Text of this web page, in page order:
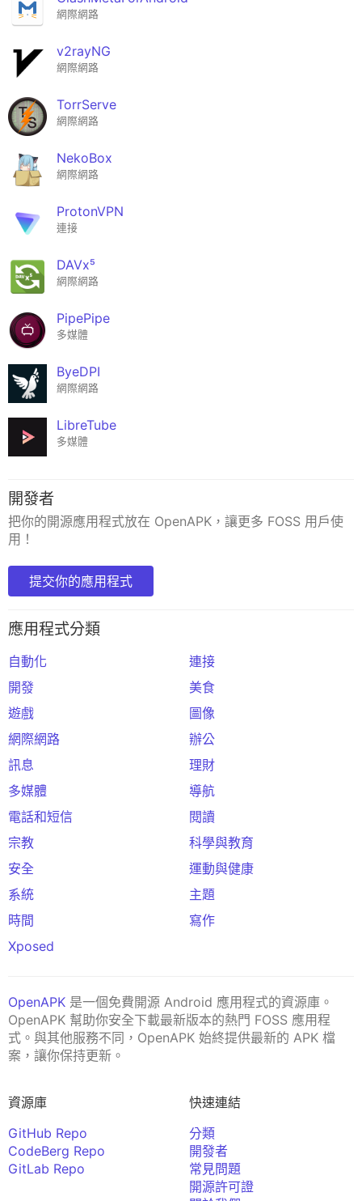
網際網路
v2rayNG
網際網路
TorrServe
網際網路
NekoBox
網際網路
ProtonVPN
連接
DAVx⁵
網際網路
PipePipe
多媒體
ByeDPI
網際網路
LibreTube
多媒體
開發者
把你的開源應用程式放在 OpenAPK，讓更多 FOSS 用戶使
用！
提交你的應用程式
應用程式分類
自動化
連接
開發
美食
遊戲
圖像
網際網路
辦公
訊息
理財
多媒體
導航
電話和短信
閱讀
宗教
科學與教育
安全
運動與健康
系統
主題
時間
寫作
Xposed
OpenAPK 是一個免費開源 Android 應用程式的資源庫。
OpenAPK 幫助你安全下載最新版本的熱門 FOSS 應用程
式。與其他服務不同，OpenAPK 始終提供最新的 APK 檔
案，讓你保持更新。
資源庫
GitHub Repo
CodeBerg Repo
GitLab Repo
快速連結
分類
開發者
常見問題
開源許可證